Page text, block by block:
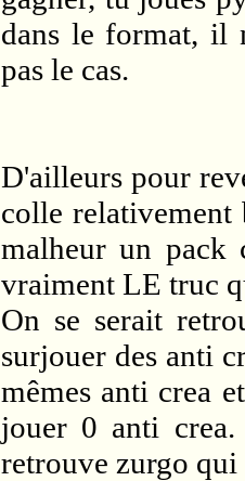
dans le format, il
pas le cas.
D'ailleurs pour
colle relativement
malheur un pack
vraiment LE truc
On se serait
surjouer des anti
mêmes anti crea
jouer 0 anti
retrouve zurgo qui